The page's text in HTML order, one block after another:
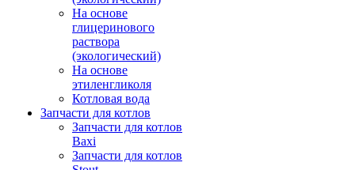
На основе
глицеринового
раствора
(экологический)
На основе
этиленгликоля
Котловая вода
Запчасти для котлов
Запчасти для котлов
Baxi
Запчасти для котлов